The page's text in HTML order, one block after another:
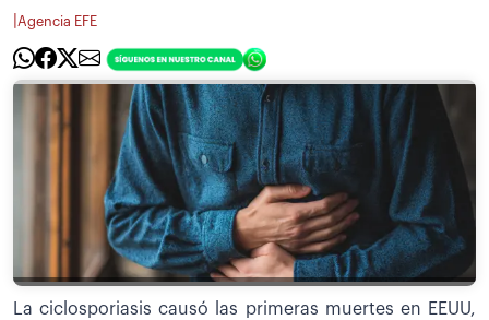
Agencia EFE
La ciclosporiasis causó las primeras muertes en EEUU,